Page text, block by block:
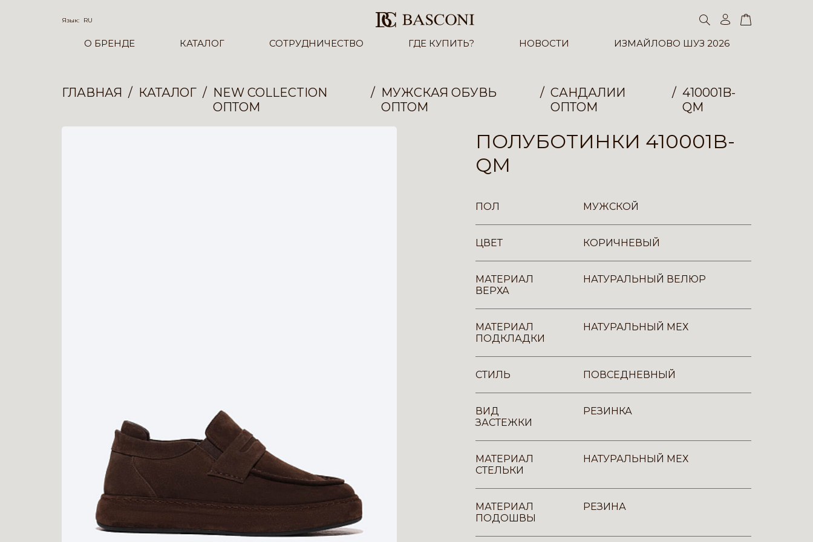
Язык: RU
О БРЕНДЕ КАТАЛОГ СОТРУДНИЧЕСТВО ГДЕ КУПИТЬ? НОВОСТИ ИЗМАЙЛОВО ШУЗ 2026
ГЛАВНАЯ КАТАЛОГ
NEW COLLECTION
ОПТОМ
МУЖСКАЯ ОБУВЬ
ОПТОМ
САНДАЛИИ
ОПТОМ
410001B-
QM
ПОЛУБОТИНКИ 410001B-
QM
ПОЛ МУЖСКОЙ
ЦВЕТ КОРИЧНЕВЫЙ
МАТЕРИАЛ
ВЕРХА
НАТУРАЛЬНЫЙ ВЕЛЮР
МАТЕРИАЛ
ПОДКЛАДКИ
НАТУРАЛЬНЫЙ МЕХ
СТИЛЬ ПОВСЕДНЕВНЫЙ
ВИД
ЗАСТЕЖКИ
РЕЗИНКА
МАТЕРИАЛ
СТЕЛЬКИ
НАТУРАЛЬНЫЙ МЕХ
МАТЕРИАЛ
ПОДОШВЫ
РЕЗИНА